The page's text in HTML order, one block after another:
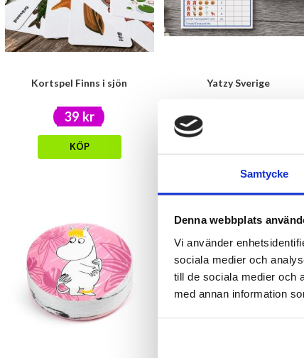
Samtycke
Denna webbplats
Vi använder
sociala medier och
till de sociala medier och
med annan information
Kortspel Finns i sjön
39 kr
KÖP
Yatzy Sverige